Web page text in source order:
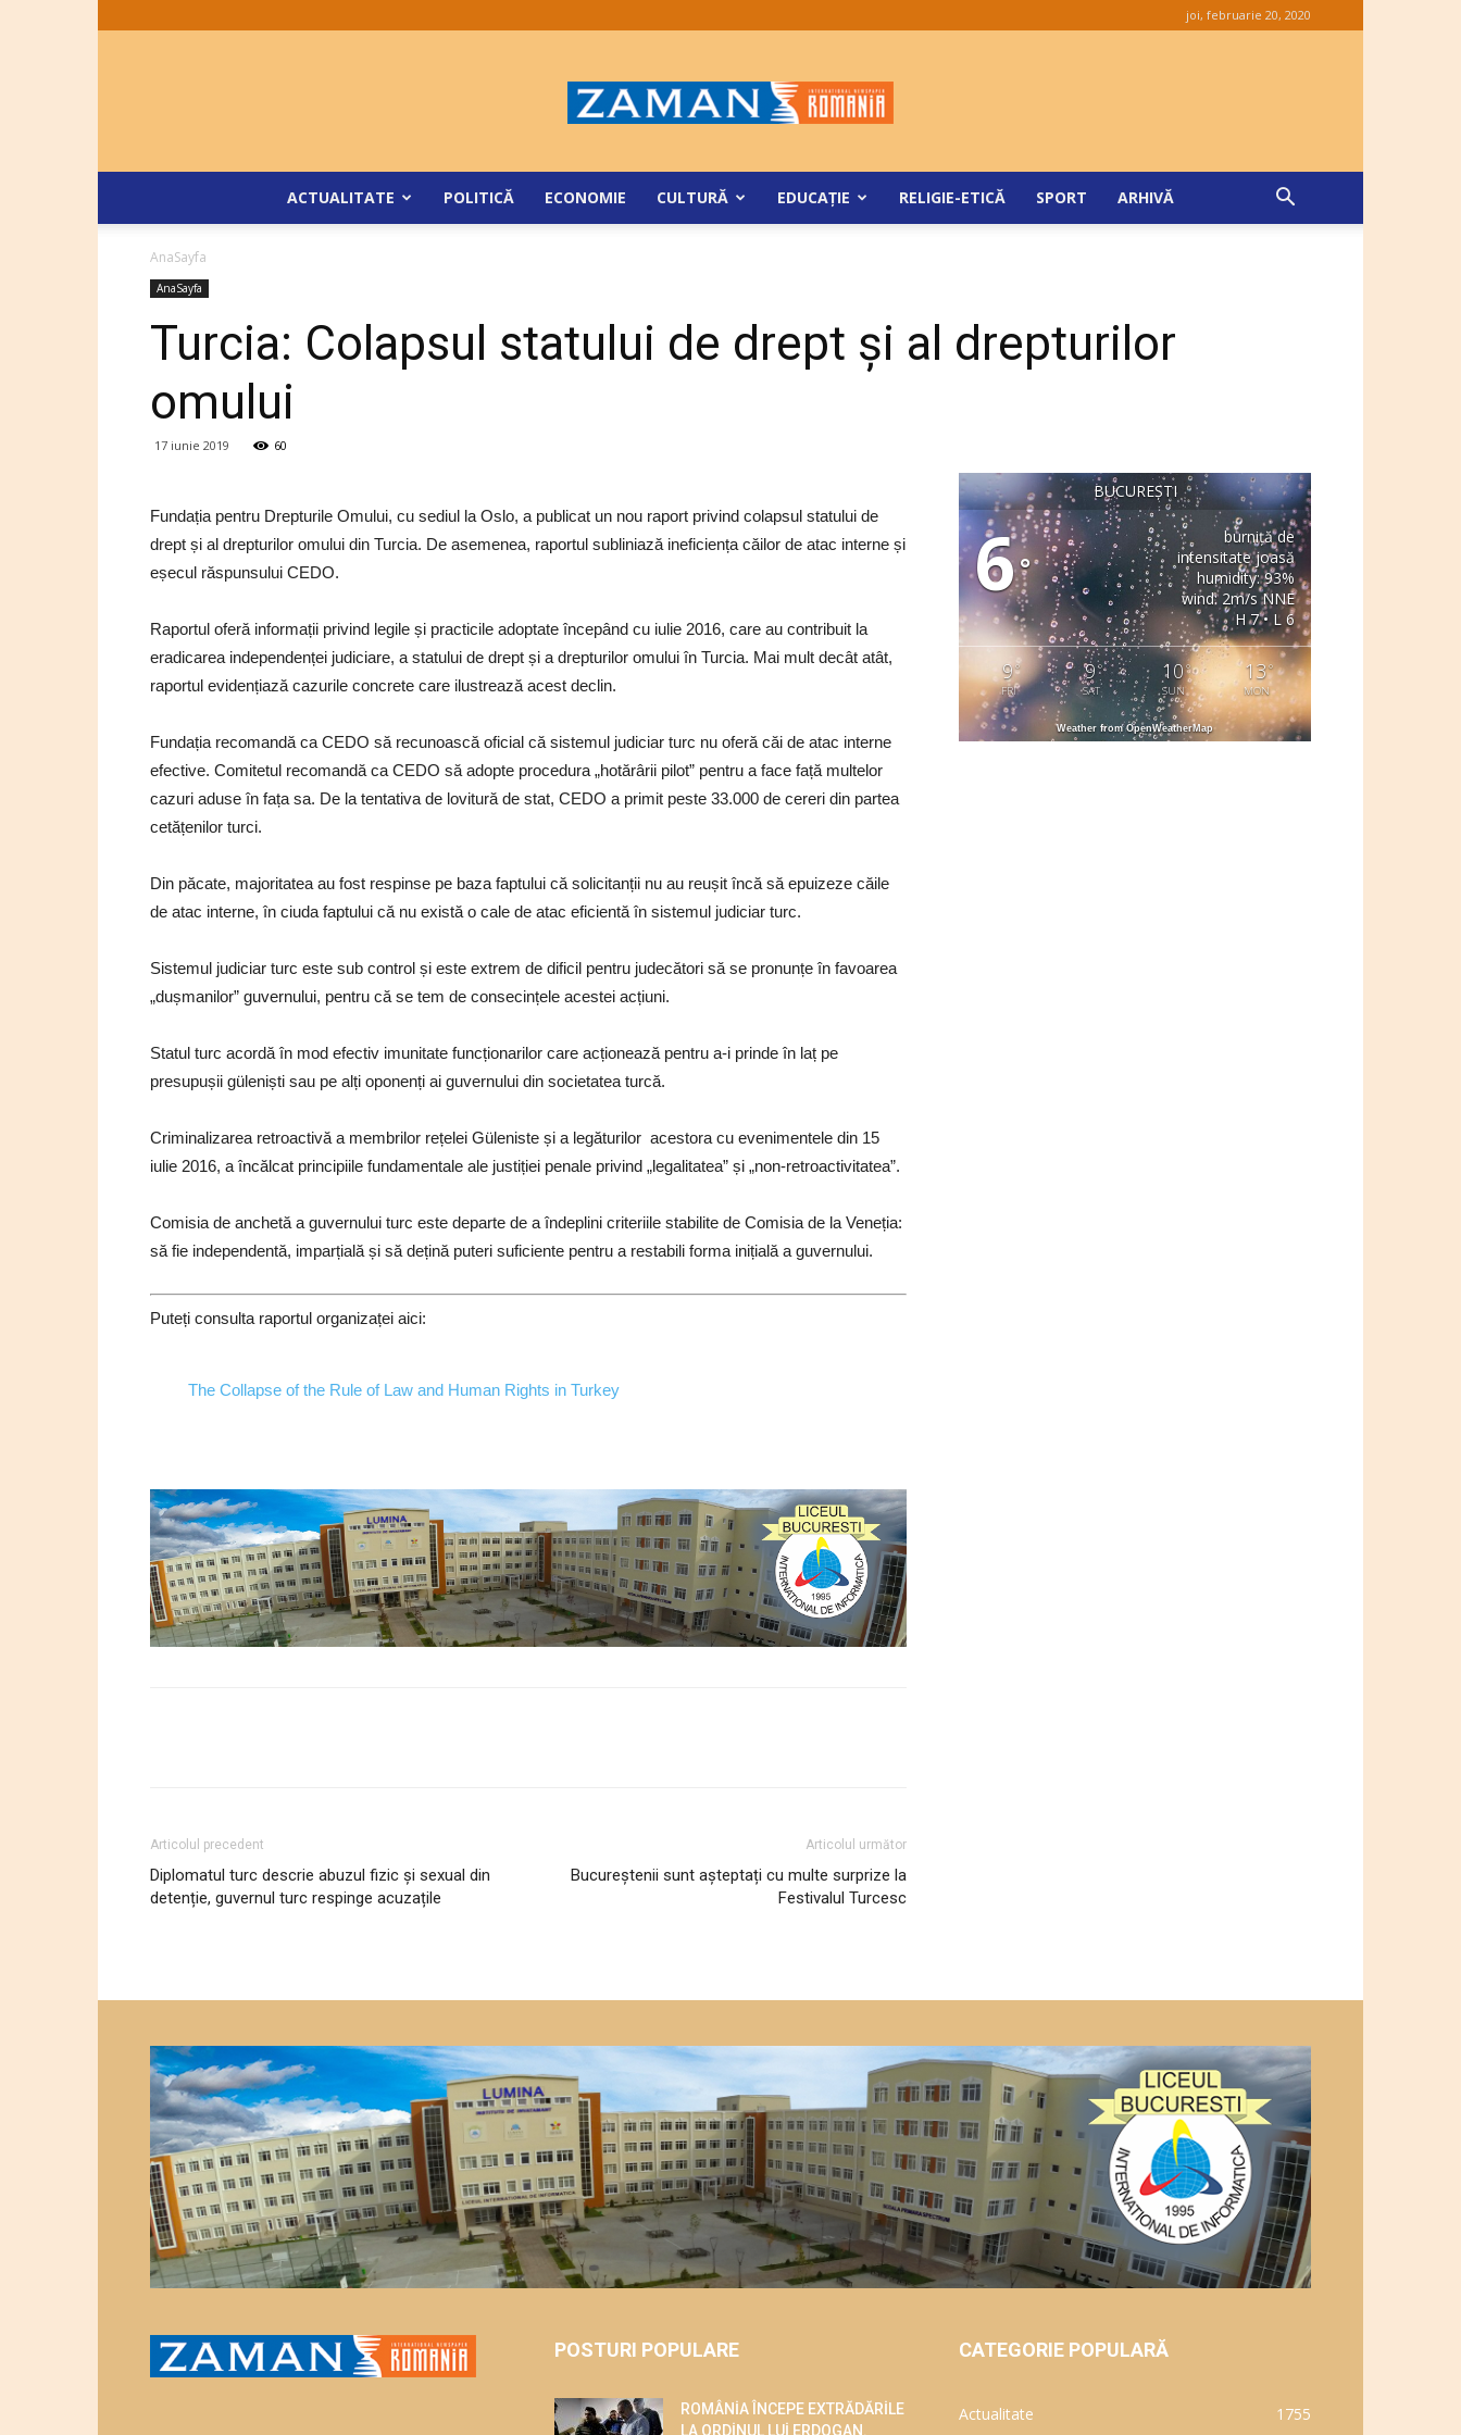
joi, februarie 20, 2020
ZamanRomania
ACTUALITATE POLITICĂ ECONOMIE CULTURĂ EDUCAŢIE RELIGIE-ETICĂ SPORT ARHIVĂ
AnaSayfa
AnaSayfa
Turcia: Colapsul statului de drept și al drepturilor
omului
17 iunie 2019 60
Fundația pentru Drepturile Omului, cu sediul la Oslo, a publicat un nou raport privind colapsul statului de
drept și al drepturilor omului din Turcia. De asemenea, raportul subliniază ineficiența căilor de atac interne și
eșecul răspunsului CEDO.
Raportul oferă informații privind legile și practicile adoptate începând cu iulie 2016, care au contribuit la
eradicarea independenței judiciare, a statului de drept și a drepturilor omului în Turcia. Mai mult decât atât,
raportul evidențiază cazurile concrete care ilustrează acest declin.
Fundația recomandă ca CEDO să recunoască oficial că sistemul judiciar turc nu oferă căi de atac interne
efective. Comitetul recomandă ca CEDO să adopte procedura „hotărârii pilot” pentru a face față multelor
cazuri aduse în fața sa. De la tentativa de lovitură de stat, CEDO a primit peste 33.000 de cereri din partea
cetățenilor turci.
Din păcate, majoritatea au fost respinse pe baza faptului că solicitanții nu au reușit încă să epuizeze căile
de atac interne, în ciuda faptului că nu există o cale de atac eficientă în sistemul judiciar turc.
Sistemul judiciar turc este sub control și este extrem de dificil pentru judecători să se pronunțe în favoarea
„dușmanilor” guvernului, pentru că se tem de consecințele acestei acțiuni.
Statul turc acordă în mod efectiv imunitate funcționarilor care acționează pentru a-i prinde în laț pe
presupușii güleniști sau pe alți oponenți ai guvernului din societatea turcă.
Criminalizarea retroactivă a membrilor rețelei Güleniste și a legăturilor acestora cu evenimentele din 15
iulie 2016, a încălcat principiile fundamentale ale justiției penale privind „legalitatea” și „non-retroactivitatea”.
Comisia de anchetă a guvernului turc este departe de a îndeplini criteriile stabilite de Comisia de la Veneția:
să fie independentă, imparțială și să dețină puteri suficiente pentru a restabili forma inițială a guvernului.
Puteți consulta raportul organizaței aici:
The Collapse of the Rule of Law and Human Rights in Turkey
Articolul precedent
Diplomatul turc descrie abuzul fizic și sexual din
detenție, guvernul turc respinge acuzațile
Articolul următor
Bucureștenii sunt așteptați cu multe surprize la
Festivalul Turcesc
BUCUREȘTI
6°
burniță de
intensitate joasă
humidity: 93%
wind: 2m/s NNE
H 7 • L 6
9°
FRI
9°
SAT
10°
SUN
13°
MON
Weather from OpenWeatherMap
POSTURI POPULARE
ROMÂNİA ÎNCEPE EXTRĂDĂRİLE
LA ORDİNUL LUİ ERDOGAN.
CATEGORIE POPULARĂ
Actualitate 1755